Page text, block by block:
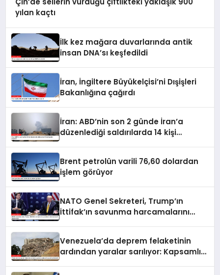
yılan kaçtı
İlk kez mağara duvarlarında antik
insan DNA’sı keşfedildi
İran, İngiltere Büyükelçisi’ni Dışişleri
Bakanlığına çağırdı
İran: ABD’nin son 2 günde İran’a
düzenlediği saldırılarda 14 kişi
Brent petrolün varili 76,60 dolardan
işlem görüyor
NATO Genel Sekreteri, Trump’ın
İttifak’ın savunma harcamalarını
Venezuela’da deprem felaketinin
ardından yaralar sarılıyor: Kapsamlı